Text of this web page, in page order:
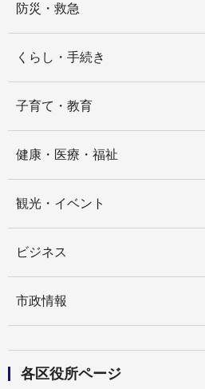
防災・救急
くらし・手続き
子育て・教育
健康・医療・福祉
観光・イベント
ビジネス
市政情報
各区役所ページ